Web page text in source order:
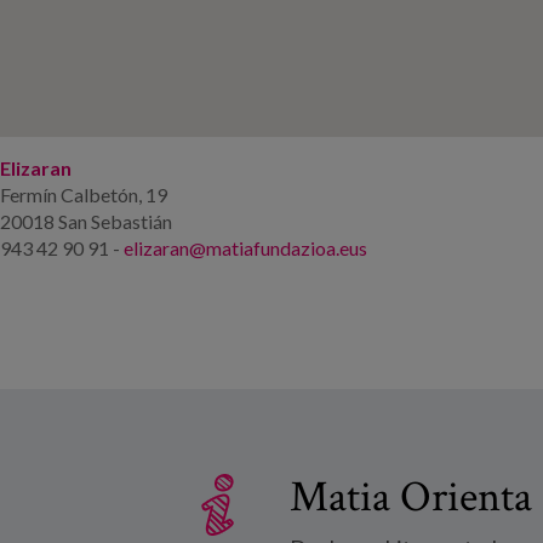
Elizaran
Fermín Calbetón, 19
20018 San Sebastián
943 42 90 91 - elizaran@matiafundazioa.eus
Matia Orienta